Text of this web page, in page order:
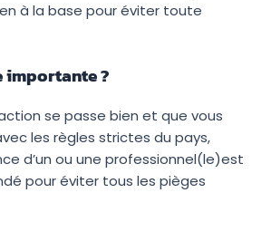
à la base pour éviter toute
importante ?
se passe bien et que vous
les règles strictes du pays,
d’un ou une professionnel(le)est
pour éviter tous les pièges